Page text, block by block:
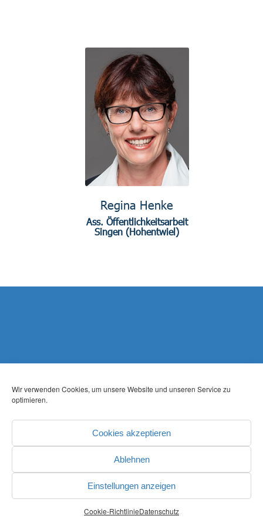
Wir verwenden Cookies, um unsere Website und unseren Service zu
optimieren.
Cookies akzeptieren
Ablehnen
Einstellungen anzeigen
Cookie-RichtlinieDatenschutz
Regina Henke
Ass. Öffentlichkeitsarbeit
Singen (Hohentwiel)